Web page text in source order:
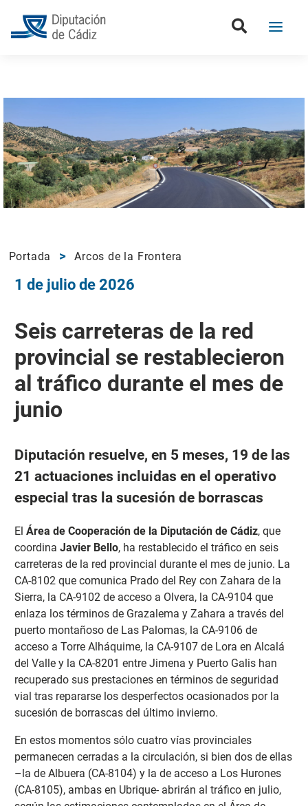
Portada Arcos de la Frontera
1 de julio de 2026
Seis carreteras de la red
provincial se restablecieron
al tráfico durante el mes de
junio
Diputación resuelve, en 5 meses, 19 de las
21 actuaciones incluidas en el operativo
especial tras la sucesión de borrascas
El Área de Cooperación de la Diputación de Cádiz, que
coordina Javier Bello, ha restablecido el tráfico en seis
carreteras de la red provincial durante el mes de junio. La
CA-8102 que comunica Prado del Rey con Zahara de la
Sierra, la CA-9102 de acceso a Olvera, la CA-9104 que
enlaza los términos de Grazalema y Zahara a través del
puerto montañoso de Las Palomas, la CA-9106 de
acceso a Torre Alháquime, la CA-9107 de Lora en Alcalá
del Valle y la CA-8201 entre Jimena y Puerto Galis han
recuperado sus prestaciones en términos de seguridad
vial tras repararse los desperfectos ocasionados por la
sucesión de borrascas del último invierno.
En estos momentos sólo cuatro vías provinciales
permanecen cerradas a la circulación, si bien dos de ellas
–la de Albuera (CA-8104) y la de acceso a Los Hurones
(CA-8105), ambas en Ubrique- abrirán al tráfico en julio,